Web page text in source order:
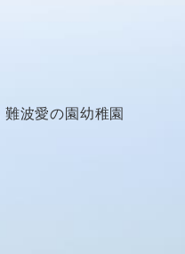
難波愛の園幼稚園